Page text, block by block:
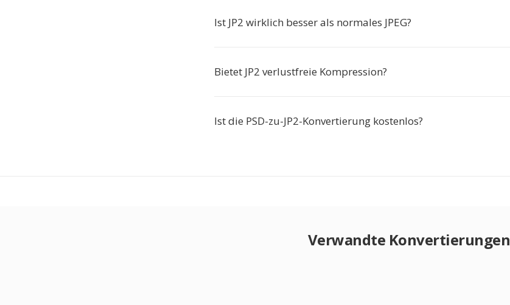
Ist JP2 wirklich besser als normales JPEG?
Bietet JP2 verlustfreie Kompression?
Ist die PSD-zu-JP2-Konvertierung kostenlos?
Verwandte Konvertierungen